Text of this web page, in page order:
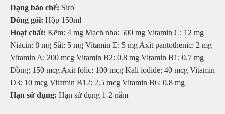
Dạng bào chế: Siro
Đóng gói: Hộp 150ml
Hoạt chất: Kẽm: 4 mg Mạch nha: 500 mg Vitamin C: 12 mg
Niacin: 8 mg Sắt: 5 mg Vitamin E: 5 mg Axit pantothenic: 2 mg
Vitamin A: 200 mcg Vitamin B2: 0.8 mg Vitamin B1: 0.7 mg
Đồng: 150 mcg Axit folic: 100 mcg Kali iodide: 40 mcg Vitamin
D3: 10 mcg Vitamin B12: 2.5 mcg Vitamin B6: 0.8 mg
Hạn sử dụng: Hạn sử dụng 1-2 năm